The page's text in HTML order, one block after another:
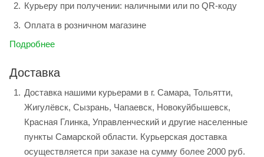
Курьеру при получении: наличными или по QR-коду
Оплата в розничном магазине
Подробнее
Доставка
Доставка нашими курьерами в г. Самара, Тольятти,
Жигулёвск, Сызрань, Чапаевск, Новокуйбышевск,
Красная Глинка, Управленческий и другие населенные
пункты Самарской области. Курьерская доставка
осуществляется при заказе на сумму более 2000 руб.